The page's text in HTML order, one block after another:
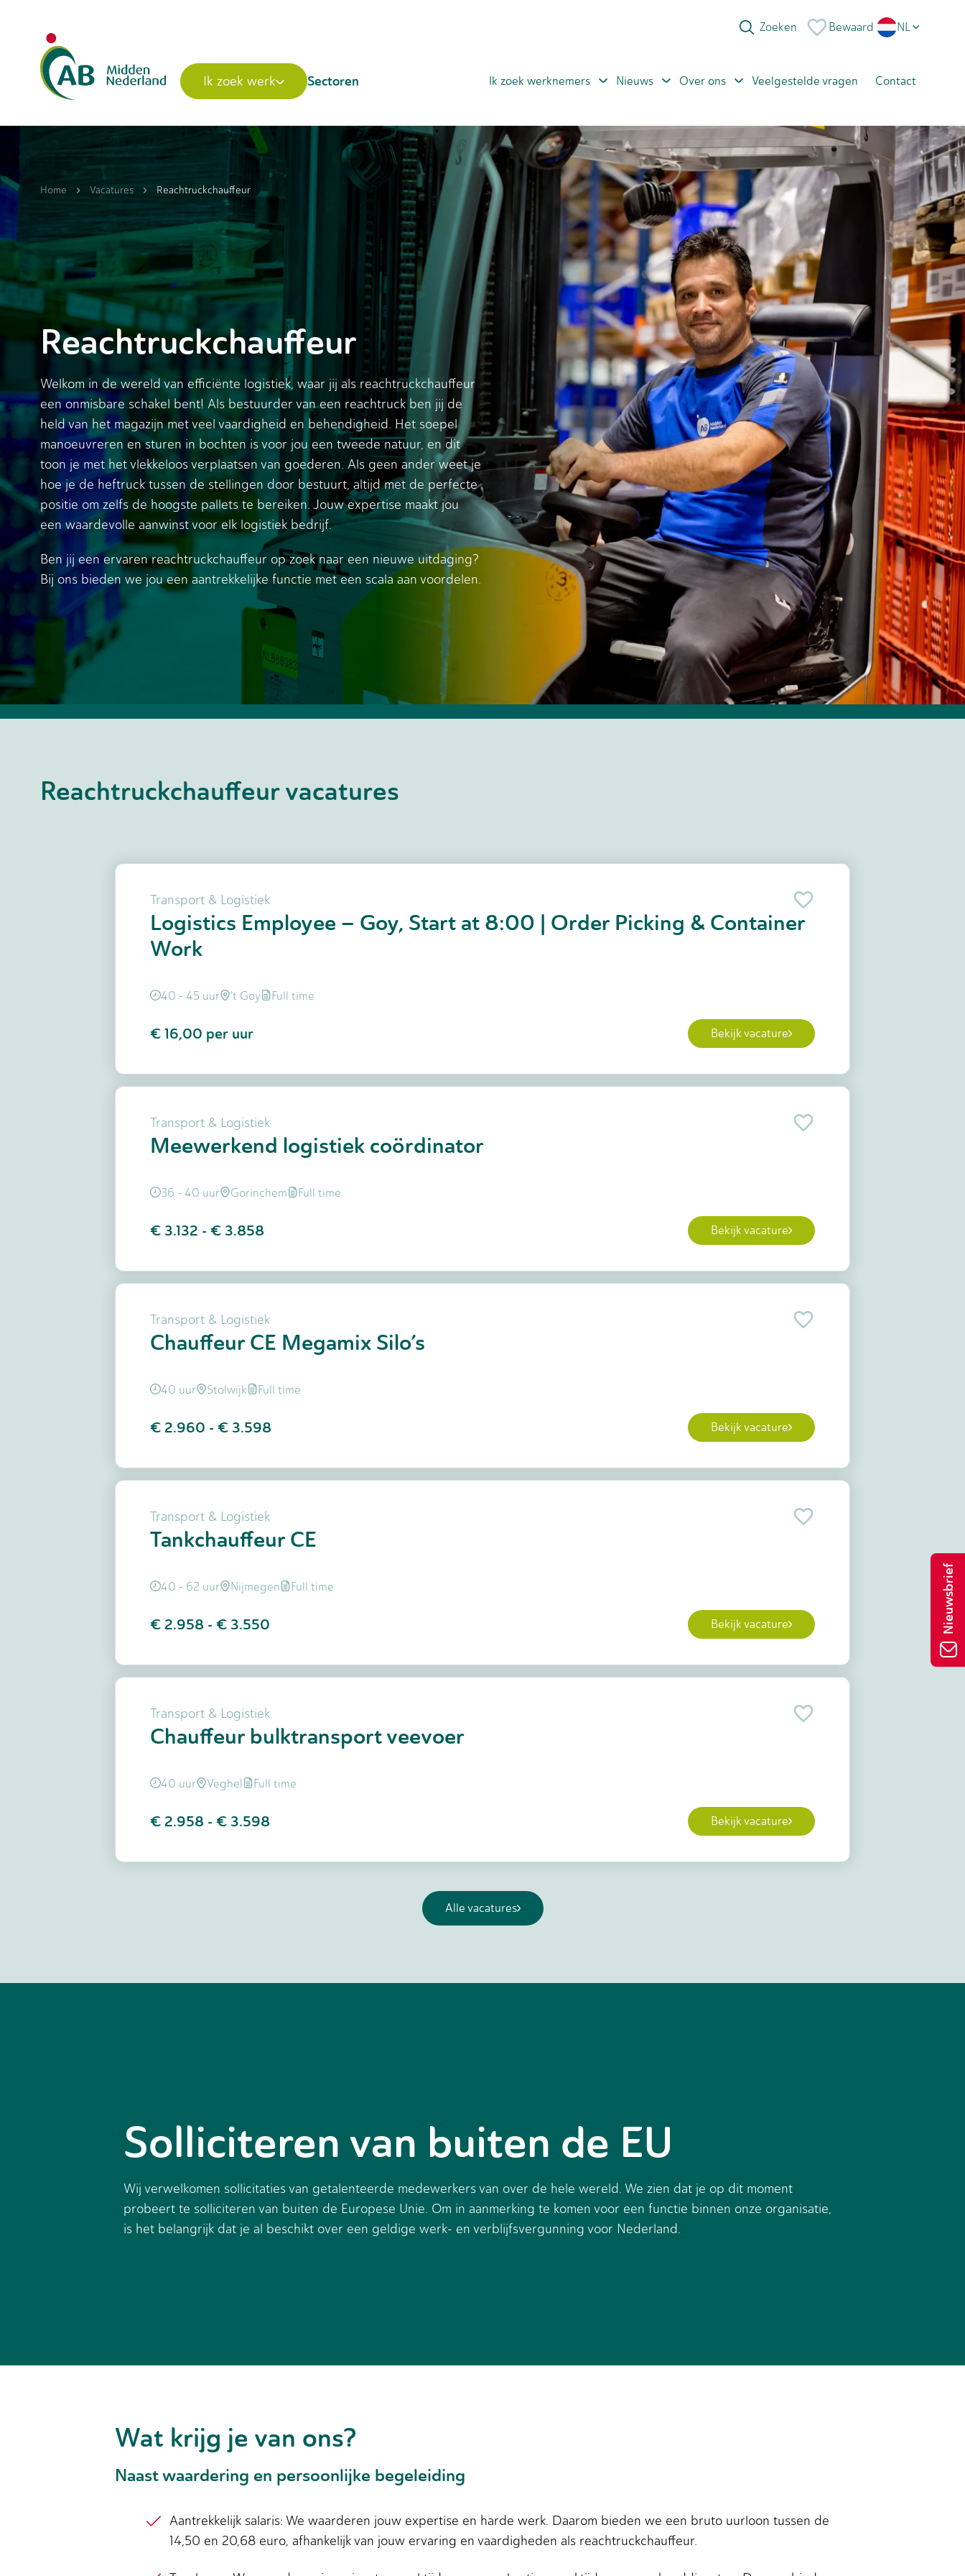
Bewaard NL
PL
Ik zoek werk Sectoren Ik zoek werknemers Nieuws Over ons Veelgestelde vragen Contact
Home Vacatures Reachtruckchauffeur
Reachtruckchauffeur
Welkom in de wereld van efficiënte logistiek, waar jij als reachtruckchauffeur
een onmisbare schakel bent! Als bestuurder van een reachtruck ben jij de
held van het magazijn met veel vaardigheid en behendigheid. Het soepel
manoeuvreren en sturen in bochten is voor jou een tweede natuur, en dit
toon je met het vlekkeloos verplaatsen van goederen. Als geen ander weet je
hoe je de heftruck tussen de stellingen door bestuurt, altijd met de perfecte
positie om zelfs de hoogste pallets te bereiken. Jouw expertise maakt jou
een waardevolle aanwinst voor elk logistiek bedrijf.
Ben jij een ervaren reachtruckchauffeur op zoek naar een nieuwe uitdaging?
Bij ons bieden we jou een aantrekkelijke functie met een scala aan voordelen.
Reachtruckchauffeur vacatures
Transport & Logistiek
Logistics Employee – Goy, Start at 8:00 | Order Picking & Container
Work
40 - 45 uur 't Goy Full time
€ 16,00 per uur Bekijk vacature
Transport & Logistiek
Meewerkend logistiek coördinator
36 - 40 uur Gorinchem Full time
€ 3.132 - € 3.858 Bekijk vacature
Transport & Logistiek
Chauffeur CE Megamix Silo’s
40 uur Stolwijk Full time
€ 2.960 - € 3.598 Bekijk vacature
Transport & Logistiek
Tankchauffeur CE
40 - 62 uur Nijmegen Full time
€ 2.958 - € 3.550 Bekijk vacature
Transport & Logistiek
Chauffeur bulktransport veevoer
40 uur Veghel Full time
€ 2.958 - € 3.598 Bekijk vacature
Alle vacatures
Solliciteren van buiten de EU
Wij verwelkomen sollicitaties van getalenteerde medewerkers van over de hele wereld. We zien dat je op dit moment
probeert te solliciteren van buiten de Europese Unie. Om in aanmerking te komen voor een functie binnen onze organisatie,
is het belangrijk dat je al beschikt over een geldige werk- en verblijfsvergunning voor Nederland.
Wat krijg je van ons?
Naast waardering en persoonlijke begeleiding
Aantrekkelijk salaris: We waarderen jouw expertise en harde werk. Daarom bieden we een bruto uurloon tussen de
14,50 en 20,68 euro, afhankelijk van jouw ervaring en vaardigheden als reachtruckchauffeur.
Nieuwsbrief